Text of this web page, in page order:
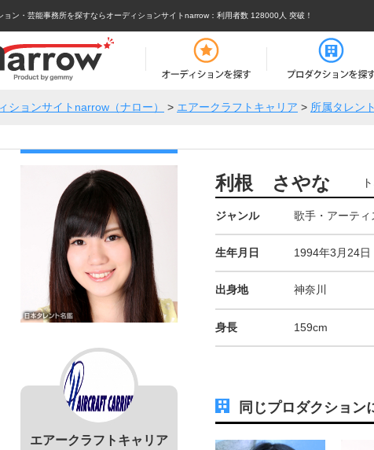
ョン・芸能事務所を探すならオーディションサイトnarrow ：利用者数 128000人 突破！
ションサイトnarrow（ナロー） > エアークラフトキャリア > 所属タレン
エアークラフトキャリア
利根 さやな
ジャンル 歌手・アーティ
生年月日 1994年3月24日
出身地 神奈川
身長 159cm
同じプロダクション